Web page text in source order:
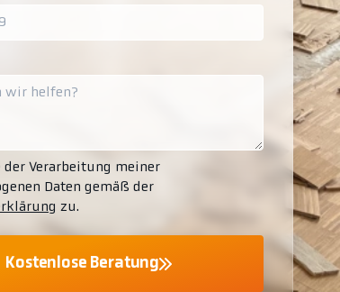
der Verarbeitung meiner
Daten gemäß der
zu.
Kostenlose Beratung